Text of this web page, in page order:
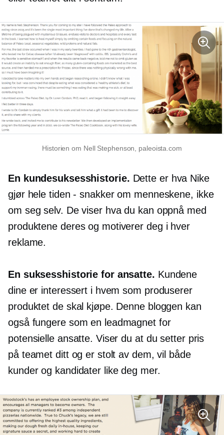
Historien om Nell Stephenson, paleoista.com
En kundesuksesshistorie. Dette er hva Nike
gjør hele tiden - snakker om menneskene, ikke
om seg selv. De viser hva du kan oppnå med
produktene deres og motiverer deg i hver
reklame.
En suksesshistorie for ansatte. Kundene
dine er interessert i hvem som produserer
produktet de skal kjøpe. Denne bloggen kan
også fungere som en leadmagnet for
potensielle ansatte. Viser du at du setter pris
på teamet ditt og er stolt av dem, vil både
kunder og kandidater like deg mer.